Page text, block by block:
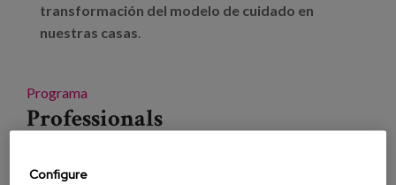
transformación del modelo de cuidado en
nuestras casas
Programa
Professionals
Configure